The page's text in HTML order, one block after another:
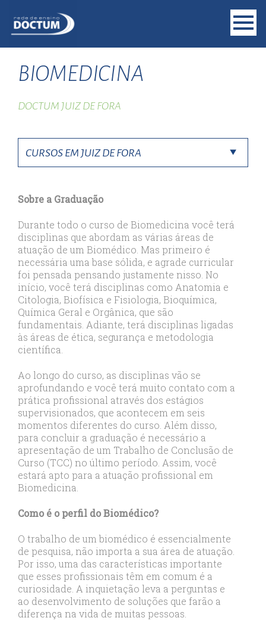
BIOMEDICINA
DOCTUM JUIZ DE FORA
Sobre a Graduação
Durante todo o curso de Biomedicina você terá
disciplinas que abordam as várias áreas de
atuação de um Biomédico. Mas primeiro é
necessária uma base sólida, e agrade curricular
foi pensada pensando justamente nisso. No
início, você terá disciplinas como Anatomia e
Citologia, Biofísica e Fisiologia, Bioquímica,
Química Geral e Orgânica, que são
fundamentais. Adiante, terá disciplinas ligadas
às áreas de ética, segurança e metodologia
científica.
Ao longo do curso, as disciplinas vão se
aprofundando e você terá muito contato com a
prática profissional através dos estágios
supervisionados, que acontecem em seis
momentos diferentes do curso. Além disso,
para concluir a graduação é necessário a
apresentação de um Trabalho de Conclusão de
Curso (TCC) no último período. Assim, você
estará apto para a atuação profissional em
Biomedicina.
Como é o perfil do Biomédico?
O trabalho de um biomédico é essencialmente
de pesquisa, não importa a sua área de atuação.
Por isso, uma das características importante
que esses profissionais têm em comum é a
curiosidade. A inquietação leva a perguntas e
ao desenvolvimento de soluções que farão a
diferença na vida de muitas pessoas.